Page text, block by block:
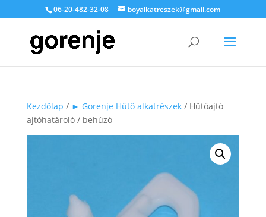
06-20-482-32-08 boyalkatreszek@gmail.com
Kezdőlap / ► Gorenje Hűtő alkatrészek/ Hűtőajtó
ajtóhatároló / behúzó